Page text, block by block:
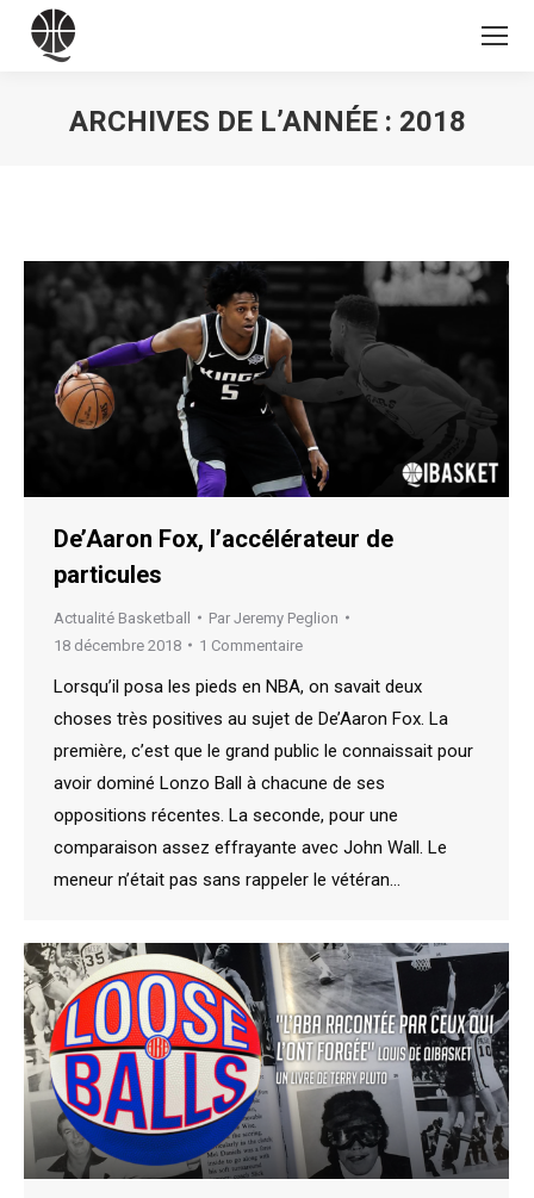
ARCHIVES DE L’ANNÉE : 2018
De’Aaron Fox, l’accélérateur de
particules
Actualité Basketball Par Jeremy Peglion
18 décembre 2018
1 Commentaire
Lorsqu’il posa les pieds en NBA, on savait deux
choses très positives au sujet de De’Aaron Fox. La
première, c’est que le grand public le connaissait pour
avoir dominé Lonzo Ball à chacune de ses
oppositions récentes. La seconde, pour une
comparaison assez effrayante avec John Wall. Le
meneur n’était pas sans rappeler le vétéran…